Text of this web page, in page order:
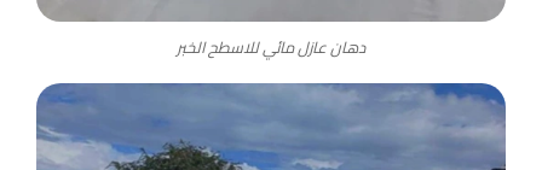
دهان عازل مائي للاسطح الخبر